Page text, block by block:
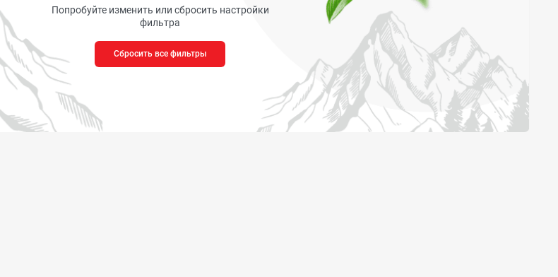
Попробуйте изменить или сбросить настройки
фильтра
Сбросить все фильтры